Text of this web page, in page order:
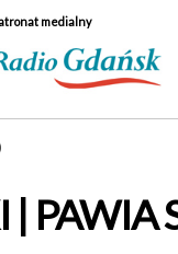
medialny
PAWIA